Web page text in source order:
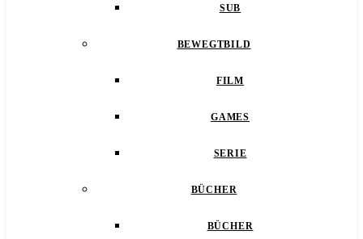
SUB
BEWEGTBILD
FILM
GAMES
SERIE
BÜCHER
BÜCHER